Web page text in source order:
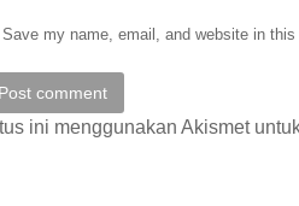
Save my name, email, and website in
Post comment
ini menggunakan Akismet